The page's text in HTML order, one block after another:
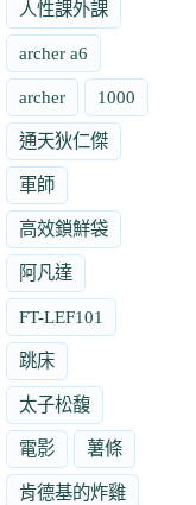
人性課外課
archer a6
archer 1000
通天狄仁傑
軍師
高效鎖鮮袋
阿凡達
FT-LEF101
跳床
太子松馥
電影 薯條
肯德基的炸雞